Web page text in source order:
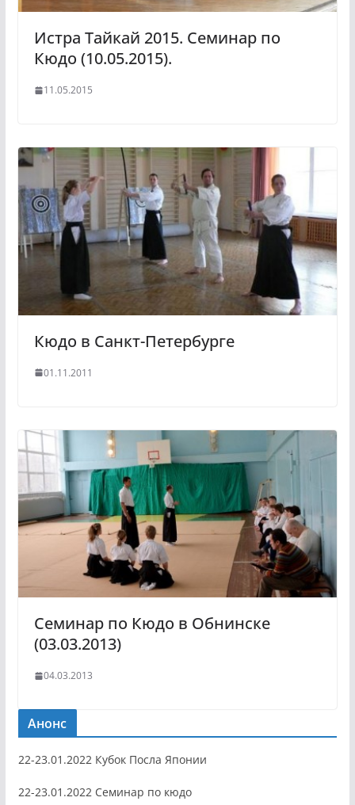
Истра Тайкай 2015. Семинар по
Кюдо (10.05.2015).
11.05.2015
Кюдо в Санкт-Петербурге
01.11.2011
Семинар по Кюдо в Обнинске
(03.03.2013)
04.03.2013
Анонс
22-23.01.2022 Кубок Посла Японии
22-23.01.2022 Семинар по кюдо